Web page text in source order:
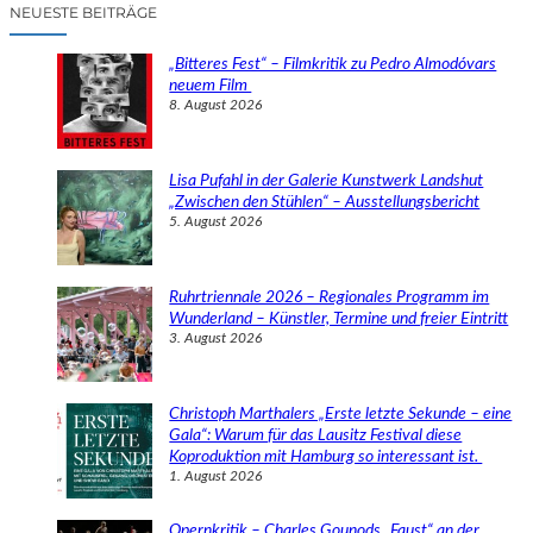
NEUESTE BEITRÄGE
„Bitteres Fest“ – Filmkritik zu Pedro Almodóvars
neuem Film
8. August 2026
Lisa Pufahl in der Galerie Kunstwerk Landshut
„Zwischen den Stühlen“ – Ausstellungsbericht
5. August 2026
Ruhrtriennale 2026 – Regionales Programm im
Wunderland – Künstler, Termine und freier Eintritt
3. August 2026
Christoph Marthalers „Erste letzte Sekunde – eine
Gala“: Warum für das Lausitz Festival diese
Koproduktion mit Hamburg so interessant ist.
1. August 2026